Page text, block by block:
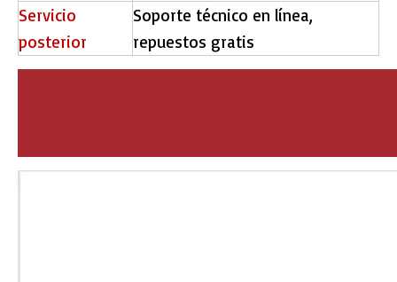
Servicio
posterior
Soporte técnico en línea,
repuestos gratis